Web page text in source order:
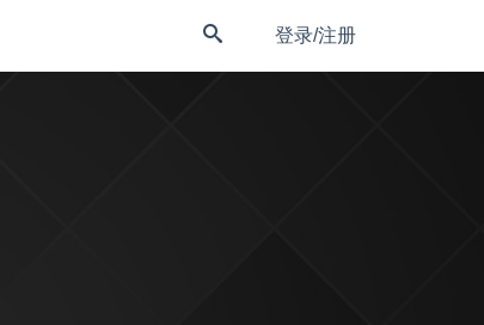
登录/注册